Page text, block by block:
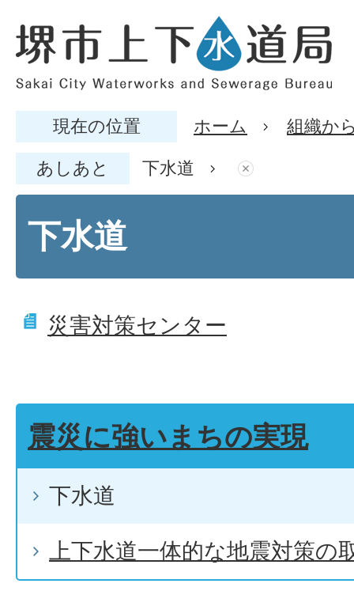
現在の位置 ホーム 組織か
あしあと 下水道
下水道
災害対策センター
震災に強いまちの実現
下水道
上下水道一体的な地震対策の